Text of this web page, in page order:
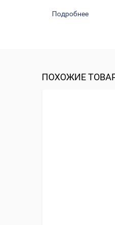
Подробнее
ПОХОЖИЕ